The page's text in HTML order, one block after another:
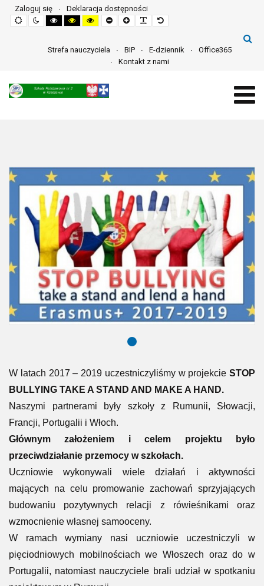
Zaloguj się
Deklaracja dostępności
Default
mode
Night
mode
High
contrast
mode
High
contrast
mode
High
contrast
mode
Set
smaller
Set
larger
Make
font
Set
default
Strefa nauczyciela
BIP E-dziennik
Office365
Kontakt z nami
W latach 2017 – 2019 uczestniczyliśmy w projekcie STOP
BULLYING TAKE A STAND AND MAKE A HAND.
Naszymi partnerami były szkoły z Rumunii, Słowacji,
Francji, Portugalii i Włoch.
Głównym założeniem i celem projektu było
przeciwdziałanie przemocy w szkołach.
Uczniowie wykonywali wiele działań i aktywności
mających na celu promowanie zachowań sprzyjających
budowaniu pozytywnych relacji z rówieśnikami oraz
wzmocnienie własnej samooceny.
W ramach wymiany nasi uczniowie uczestniczyli w
pięciodniowych mobilnościach we Włoszech oraz do w
Portugalii, natomiast nauczyciele brali udział w spotkaniu